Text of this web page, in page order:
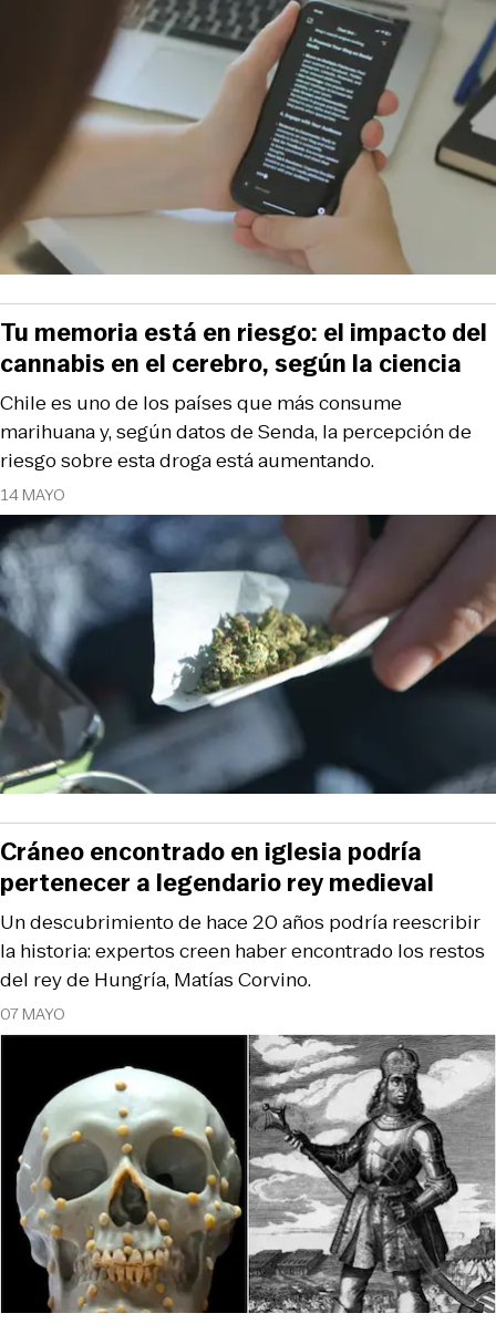
14 MAYO
Chile es uno de los países que más consume
marihuana y, según datos de Senda, la percepción de
riesgo sobre esta droga está aumentando.
Tu memoria está en riesgo: el impacto del
cannabis en el cerebro, según la ciencia
07 MAYO
Un descubrimiento de hace 20 años podría reescribir
la historia: expertos creen haber encontrado los restos
del rey de Hungría, Matías Corvino.
Cráneo encontrado en iglesia podría
pertenecer a legendario rey medieval